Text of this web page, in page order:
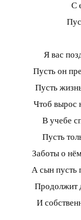
С
Я вас
Пусть он
Пусть
Чтоб вырос
В учебе
Пусть
Заботы о
А сын пусть
Продолжит
И